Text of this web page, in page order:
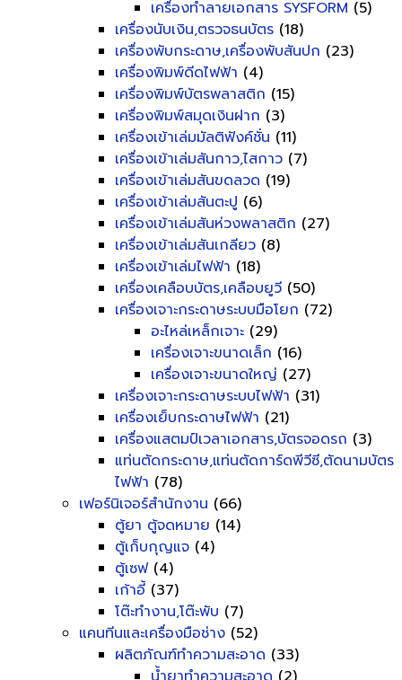
เครื่องทำลายเอกสาร SYSFORM (5)
เครื่องนับเงิน,ตรวจธนบัตร (18)
เครื่องพับกระดาษ,เครื่องพับสันปก (23)
เครื่องพิมพ์ดีดไฟฟ้า (4)
เครื่องพิมพ์บัตรพลาสติก (15)
เครื่องพิมพ์สมุดเงินฝาก (3)
เครื่องเข้าเล่มมัลติฟังค์ชั่น (11)
เครื่องเข้าเล่มสันกาว,ไสกาว (7)
เครื่องเข้าเล่มสันขดลวด (19)
เครื่องเข้าเล่มสันตะปู (6)
เครื่องเข้าเล่มสันห่วงพลาสติก (27)
เครื่องเข้าเล่มสันเกลียว (8)
เครื่องเข้าเล่มไฟฟ้า (18)
เครื่องเคลือบบัตร,เคลือบยูวี (50)
เครื่องเจาะกระดาษระบบมือโยก (72)
อะไหล่เหล็กเจาะ (29)
เครื่องเจาะขนาดเล็ก (16)
เครื่องเจาะขนาดใหญ่ (27)
เครื่องเจาะกระดาษระบบไฟฟ้า (31)
เครื่องเย็บกระดาษไฟฟ้า (21)
เครื่องแสตมป์เวลาเอกสาร,บัตรจอดรถ (3)
แท่นตัดกระดาษ,แท่นตัดการ์ดพีวีซี,ตัดนามบัตร
ไฟฟ้า (78)
เฟอร์นิเจอร์สำนักงาน (66)
ตู้ยา ตู้จดหมาย (14)
ตู้เก็บกุญแจ (4)
ตู้เซฟ(4)
เก้าอี้ (37)
โต๊ะทำงาน,โต๊ะพับ (7)
แคนทีนและเครื่องมือช่าง (52)
ผลิตภัณฑ์ทำความสะอาด (33)